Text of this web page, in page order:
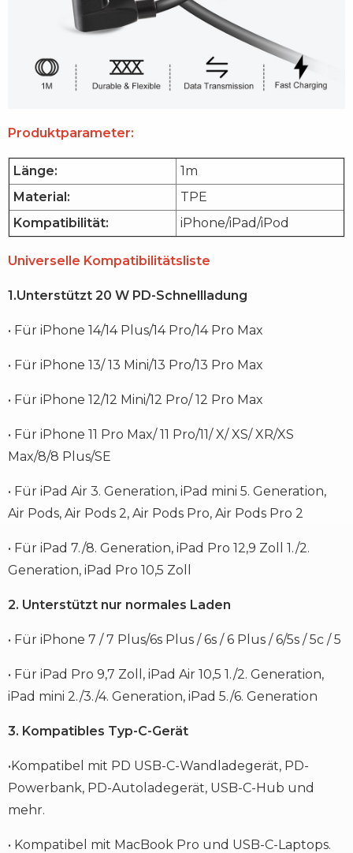
Produktparameter:
Länge:
1m
Material:
TPE
Kompatibilität:
iPhone/iPad/iPod
Universelle Kompatibilitätsliste
1.Unterstützt 20 W PD-Schnellladung
• Für iPhone 14/14 Plus/14 Pro/14 Pro Max
• Für iPhone 13/ 13 Mini/13 Pro/13 Pro Max
• Für iPhone 12/12 Mini/12 Pro/ 12 Pro Max
• Für iPhone 11 Pro Max/ 11 Pro/11/ X/ XS/ XR/XS
Max/8/8 Plus/SE
• Für iPad Air 3. Generation, iPad mini 5. Generation,
Air Pods, Air Pods 2, Air Pods Pro, Air Pods Pro 2
• Für iPad 7./8. Generation, iPad Pro 12,9 Zoll 1./2.
Generation, iPad Pro 10,5 Zoll
2. Unterstützt nur normales Laden
• Für iPhone 7 / 7 Plus/6s Plus / 6s / 6 Plus / 6/5s / 5c / 5
• Für iPad Pro 9,7 Zoll, iPad Air 10,5 1./2. Generation,
iPad mini 2./3./4. Generation, iPad 5./6. Generation
3. Kompatibles Typ-C-Gerät
•Kompatibel mit PD USB-C-Wandladegerät, PD-
Powerbank, PD-Autoladegerät, USB-C-Hub und
mehr.
• Kompatibel mit MacBook Pro und USB-C-Laptops.